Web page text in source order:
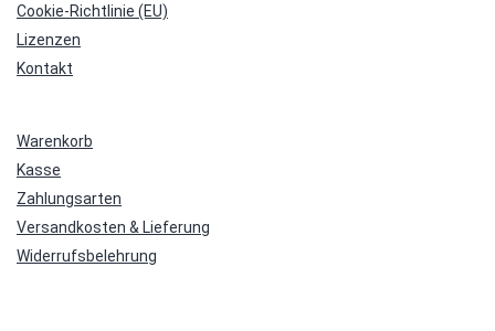
Cookie-Richtlinie (EU)
Lizenzen
Kontakt
Warenkorb
Kasse
Zahlungsarten
Versandkosten & Lieferung
Widerrufsbelehrung